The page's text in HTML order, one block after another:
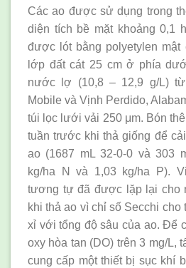
Các ao được sử dụng trong
diện tích bề mặt khoảng 0,1
được lót bằng polyetylen mật
lớp đất cát 25 cm ở phía
nước lợ (10,8 – 12,9 g/L)
Mobile và Vịnh Perdido,
túi lọc lưới vải 250 μm. Bón
tuần trước khi thả giống để
ao (1687 mL 32-0-0 và 303
kg/ha N và 1,03 kg/ha P).
tương tự đã được lặp lại cho
khi thả ao vì chỉ số Secchi cho
xỉ với tổng độ sâu của ao. Để
oxy hòa tan (DO) trên 3 mg/L,
cung cấp một thiết bị sục khí